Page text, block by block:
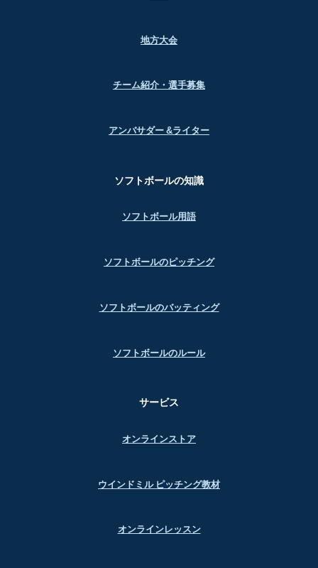
地方大会
チーム紹介・選手募集
アンバサダー &ライター
ソフトボールの知識
ソフトボール用語
ソフトボールのピッチング
ソフトボールのバッティング
ソフトボールのルール
サービス
オンラインストア
ウインドミル ピッチング教材
オンラインレッスン